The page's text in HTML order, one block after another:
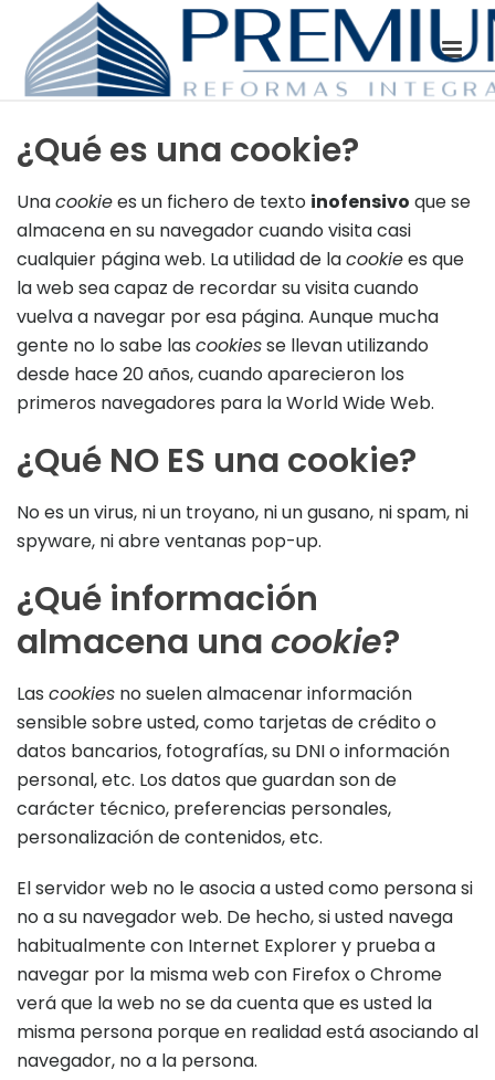
¿Qué es una cookie?
Unacookiees un fichero de texto inofensivo que se
almacena en su navegador cuando visita casi
cualquier página web. La utilidad de lacookiees que
la web sea capaz de recordar su visita cuando
vuelva a navegar por esa página. Aunque mucha
gente no lo sabe las cookiesse llevan utilizando
desde hace 20 años, cuando aparecieron los
primeros navegadores para la World Wide Web.
¿Qué NO ES una cookie?
No es un virus, ni un troyano, ni un gusano, ni spam, ni
spyware, ni abre ventanas pop-up.
¿Qué información
almacena unacookie?
Las cookies no suelen almacenar información
sensible sobre usted, como tarjetas de crédito o
datos bancarios, fotografías, su DNI o información
personal, etc. Los datos que guardan son de
carácter técnico, preferencias personales,
personalización de contenidos, etc.
El servidor web no le asocia a usted como persona si
no a su navegador web. De hecho, si usted navega
habitualmente con Internet Explorer y prueba a
navegar por la misma web con Firefox o Chrome
verá que la web no se da cuenta que es usted la
misma persona porque en realidad está asociando al
navegador, no a la persona.